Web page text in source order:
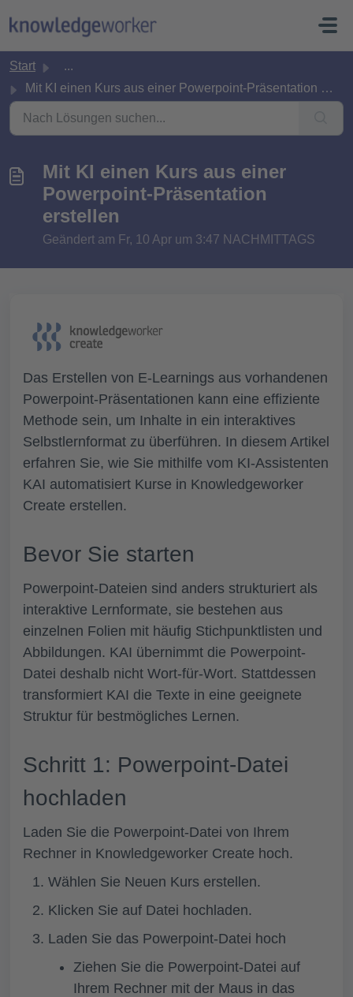
Start
...
Mit KI einen Kurs aus einer Powerpoint-Präsentation erste...
Mit KI einen Kurs aus einer
Powerpoint-Präsentation
erstellen
Geändert am Fr, 10 Apr um 3:47 NACHMITTAGS
Das Erstellen von E-Learnings aus vorhandenen
Powerpoint-Präsentationen kann eine effiziente
Methode sein, um Inhalte in ein interaktives
Selbstlernformat zu überführen. In diesem Artikel
erfahren Sie, wie Sie mithilfe vom KI-Assistenten
KAI automatisiert Kurse in Knowledgeworker
Create erstellen.
Bevor Sie starten
Powerpoint-Dateien sind anders strukturiert als
interaktive Lernformate, sie bestehen aus
einzelnen Folien mit häufig Stichpunktlisten und
Abbildungen. KAI übernimmt die Powerpoint-
Datei deshalb nicht Wort-für-Wort. Stattdessen
transformiert KAI die Texte in eine geeignete
Struktur für bestmögliches Lernen.
Schritt 1: Powerpoint-Datei
hochladen
Laden Sie die Powerpoint-Datei von Ihrem
Rechner in Knowledgeworker Create hoch.
Wählen Sie Neuen Kurs erstellen.
Klicken Sie auf Datei hochladen.
Laden Sie das Powerpoint-Datei hoch
Ziehen Sie die Powerpoint-Datei auf
Ihrem Rechner mit der Maus in das